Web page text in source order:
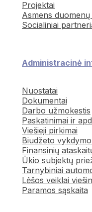
Projektai
Asmens duomenų
Socialiniai
Administracinė
Nuostatai
Dokumentai
Darbo užmokestis
Paskatinimai ir
Viešieji pirkimai
Biudžeto
Finansinių
Ūkio subjektų
Tarnybiniai
Lėšos veiklai
Paramos sąskaita